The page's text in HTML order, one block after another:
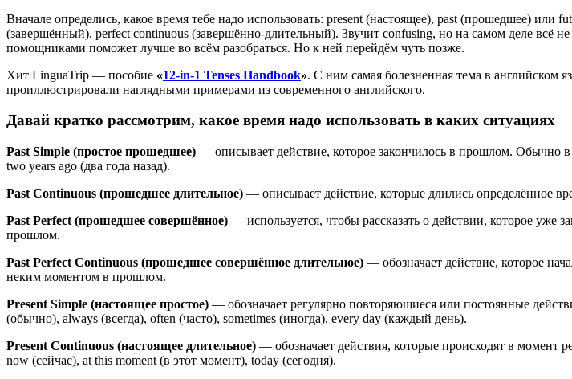
Вначале определись, какое время тебе надо использовать: present (настоящее), past (прошедшее)
(завершённый), perfect continuous (завершённо-длительный). Звучит confusing, но на самом деле всё
помощниками поможет лучше во всём разобраться. Но к ней перейдём чуть позже.
Хит LinguaTrip — пособие «12-in-1 Tenses Handbook». С ним самая болезненная тема в английском
проиллюстрировали наглядными примерами из современного английского.
Давай кратко рассмотрим, какое время надо использовать в каких ситуациях
Past Simple (простое прошедшее) — описывает действие, которое закончилось в прошлом. Обычно
two years ago (два года назад).
Past Continuous (прошедшее длительное) — описывает действие, которые длились определённое
Past Perfect (прошедшее совершённое) — используется, чтобы рассказать о действии, которое уже
прошлом.
Past Perfect Continuous (прошедшее совершённое длительное) — обозначает действие, которое
неким моментом в прошлом.
Present Simple (настоящее простое) — обозначает регулярно повторяющиеся или постоянные
(обычно), always (всегда), often (часто), sometimes (иногда), every day (каждый день).
Present Continuous (настоящее длительное) — обозначает действия, которые происходят в
now (сейчас), at this moment (в этот момент), today (сегодня).